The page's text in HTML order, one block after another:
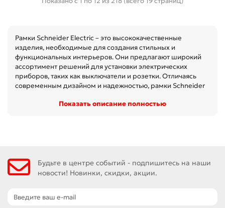
Рамки Schneider Electric – это высококачественные
изделия, необходимые для создания стильных и
функциональных интерьеров. Они предлагают широкий
ассортимент решений для установки электрических
приборов, таких как выключатели и розетки. Отличаясь
современным дизайном и надежностью, рамки Schneider
до современного. Важно отметить, что их можно легко
Показать описание полностью
Показать описание полностью
Будьте в центре событий - подпишитесь на наши
новости! Новинки, скидки, акции.